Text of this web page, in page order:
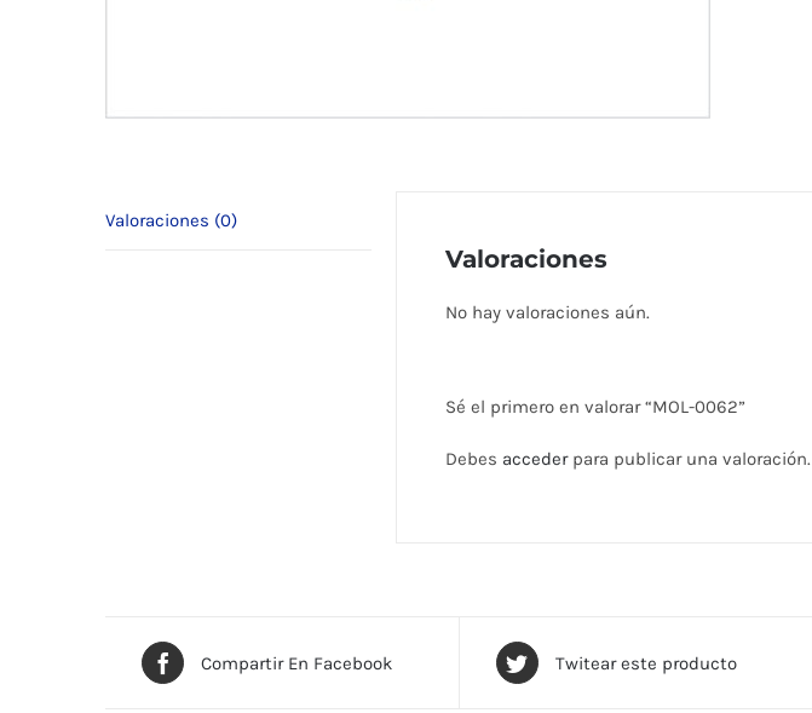
Valoraciones (0)
Valoraciones
No hay valoraciones aún.
Sé el primero en valorar “MOL-0062”
Debes accederpara publicar una valoración.
Compartir En Facebook Twitear este producto